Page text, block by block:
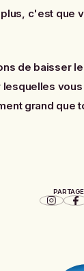
c'est que
de baisser
lesquelles
grand que